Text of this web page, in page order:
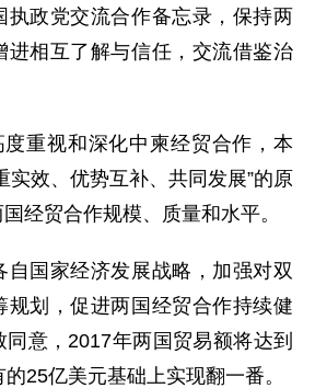
执政党交流合作备忘录，保持两
进相互了解与信任，交流借鉴治
视和深化中柬经贸合作，本
实效、优势互补、共同发展”的原
经贸合作规模、质量和水平。
国家经济发展战略，加强对双
规划，促进两国经贸合作持续健
意，2017年两国贸易额将达到
25亿美元基础上实现翻一番。